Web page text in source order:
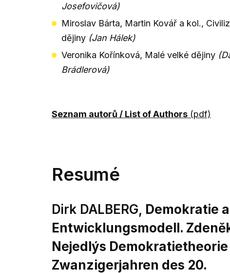
Josefovičová)
Miroslav Bárta, Martin Kovář a kol.,
dějiny (Jan Hálek)
Veronika Kořínková, Malé velké dějiny
Brádlerová)
Seznam autorů / List of Authors (pdf)
Resumé
Dirk DALBERG, Demokratie
Entwicklungsmodell.
Nejedlýs
Zwanzigerjahren des 20.